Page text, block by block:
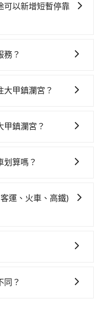
可以新增短暫停靠
。每個加點位置，前
務？
甲鎮瀾宮？
往高鐵站！台中-苗栗
高鐵站，叫一輛計程
台中站前往苗栗高鐵
站、等待車站前排班
，交通費總計2,070
使幸運攔到一輛小黃
鎮瀾宮？
車），最重要的是你
額外加收$3.2，從彰化
預估為
外的汽車保險與可能
沒有較大的七人座或
算嗎？
跳錶計算，價格約為
有合法計程車約1,640
會採現場議價，建議
險，如你們人數在五
運、火車、高鐵)
同，可先確定您的預
眾運輸或較貴的計程
，除了可以快速依據
同？